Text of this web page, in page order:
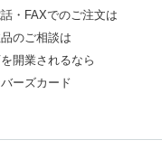
・FAXでのご注文は
のご相談は
開業されるなら
ーズカード